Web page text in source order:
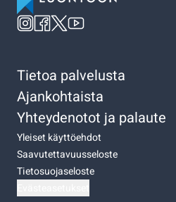
Tietoa palvelusta
Ajankohtaista
Yhteydenotot ja palaute
Yleiset käyttöehdot
Saavutettavuusseloste
Tietosuojaseloste